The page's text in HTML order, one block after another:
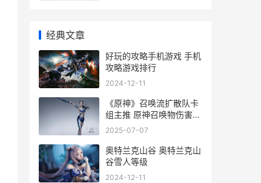
经典文章
好玩的攻略手机游戏 手机
攻略游戏排行
2024-12-11
《原神》召唤流扩散队卡
组主推 原神召唤物伤害计
算
2025-07-07
奥特兰克山谷 奥特兰克山
谷雪人等级
2024-12-11